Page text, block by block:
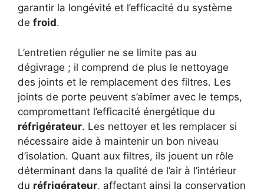
garantir la longévité et l’efficacité du système
de froid.
L’entretien régulier ne se limite pas au
dégivrage ; il comprend de plus le nettoyage
des joints et le remplacement des filtres. Les
joints de porte peuvent s’abîmer avec le temps,
compromettant l’efficacité énergétique du
réfrigérateur. Les nettoyer et les remplacer si
nécessaire aide à maintenir un bon niveau
d’isolation. Quant aux filtres, ils jouent un rôle
déterminant dans la qualité de l’air à l’intérieur
du réfrigérateur, affectant ainsi la conservation